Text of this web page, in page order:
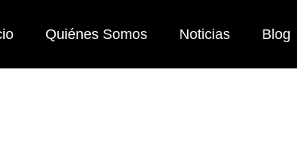
Quiénes Somos Noticias Blog